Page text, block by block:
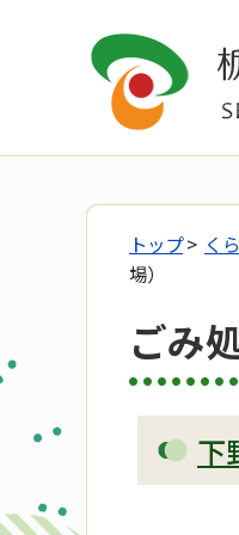
トップ> く
場）
ごみ
下